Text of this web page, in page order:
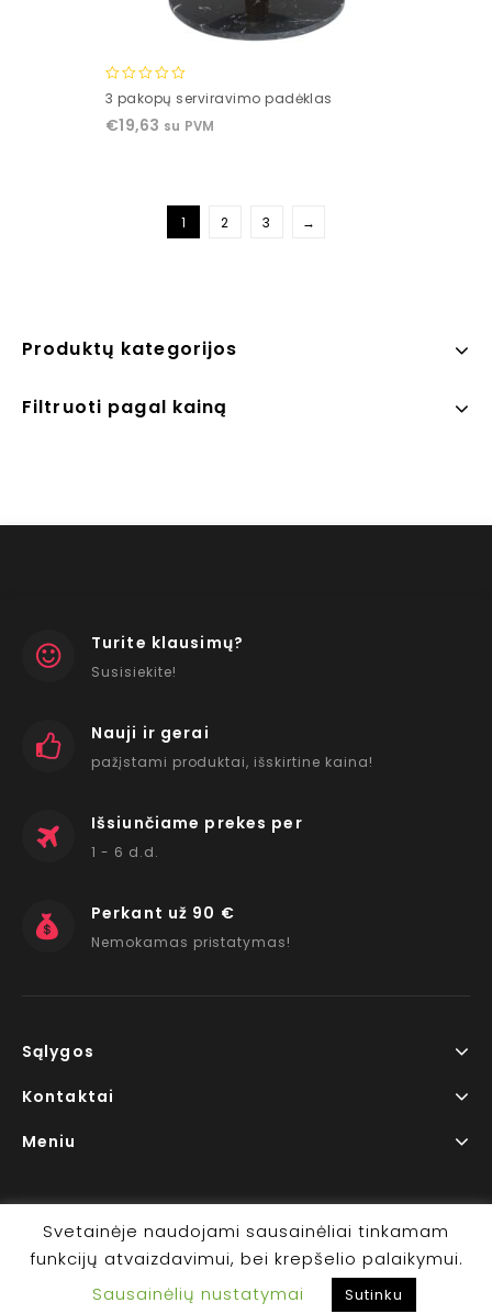
0
of
3 pakopų serviravimo padėklas
€19,63 su PVM
1 2 3 →
Produktų kategorijos
Filtruoti pagal kainą
Turite klausimų?
Susisiekite!
Nauji ir gerai
pažįstami produktai, išskirtine kaina!
Išsiunčiame prekes per
1 - 6 d.d.
Perkant už 90 €
Nemokamas pristatymas!
Sąlygos
Kontaktai
Meniu
Copyright © 2026 www.RedLips.lt Prekių išsiuntimas 1-6
d.d.
Svetainėje naudojami sausainėliai tinkamam
funkcijų atvaizdavimui, bei krepšelio palaikymui.
Sausainėlių nustatymai
Sutinku